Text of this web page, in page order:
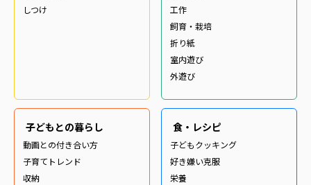
しつけ
工作
飼育・栽培
折り紙
室内遊び
外遊び
子どもとの暮らし
動画との付き合い方
子育てトレンド
収納
食・レシピ
子どもクッキング
好き嫌い克服
栄養